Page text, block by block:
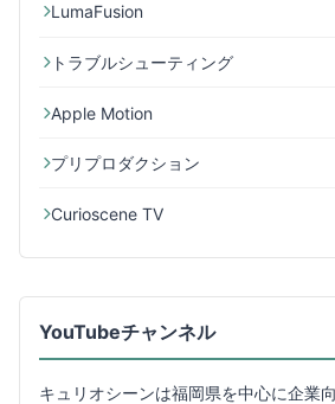
LumaFusion
トラブルシューティング
Apple Motion
プリプロダクション
Curioscene TV
YouTubeチャンネル
キュリオシーンは福岡県を中心に企業